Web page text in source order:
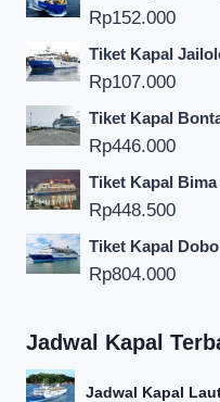
Rp152.000
Tiket Kapal
Rp107.000
Tiket Kapal
Rp446.000
Tiket Kapal
Rp448.500
Tiket Kapal
Rp804.000
Jadwal Kapal
Jadwal Kapal